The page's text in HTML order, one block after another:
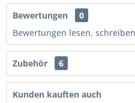
Bewertungen
0
Bewertungen lesen,
Zubehör 6
Kunden kauften auch